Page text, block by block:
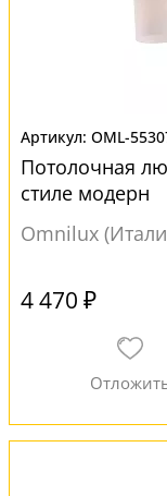
OML-
Потолочная
стиле модерн
Omnilux
4 470 ₽